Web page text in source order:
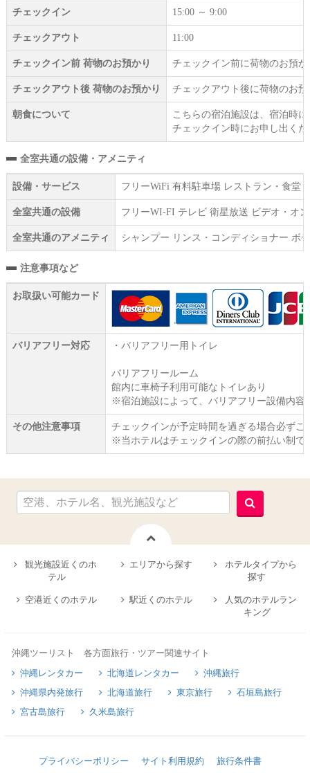
チェックイン 15:00 ～ 9:00
チェックアウト 11:00
チェックイン前 荷物のお預かり チェックイン前に荷物のお預
チェックアウト後 荷物のお預かり チェックアウト後に荷物のお
朝食について
こちらの宿泊施設は、宿泊時
チェックイン時にお申し出く
全室共通の設備・アメニティ
設備・サービス フリーWiFi 有料駐車場 レストラン・食堂
全室共通の設備 フリーWI‐FI テレビ 衛星放送 ビデオ・オ
全室共通のアメニティ シャンプー リンス・コンディショナー ボ
注意事項など
お取扱い可能カード
バリアフリー対応 ・バリアフリー用トイレ
バリアフリールーム
館内に車椅子利用可能なトイレあり
※宿泊施設によって、バリアフリー設備内容
その他注意事項
チェックインが予定時間を過ぎる場合必ずご
※当ホテルはチェックインの際の前払い制で
観光施設近くのホ
テル
エリアから探す
ホテルタイプから
探す
空港近くのホテル 駅近くのホテル
人気のホテルラン
キング
沖縄ツーリスト 各方面旅行・ツアー関連サイト
沖縄レンタカー
北海道レンタカー
沖縄旅行
沖縄県内発旅行
北海道旅行 東京旅行
石垣島旅行
宮古島旅行
久米島旅行
プライバシーポリシー サイト利用規約 旅行条件書